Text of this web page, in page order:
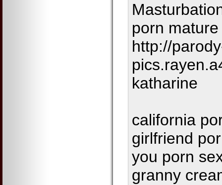
porn
http://
katharine
california
girlfriend
you porn
granny